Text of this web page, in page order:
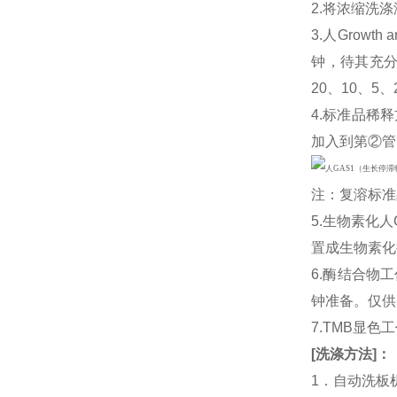
2.将浓缩洗
3.人Growth
钟，待其充
20、10、5
4.标准品稀
加入到第②
注：复溶标
5.生物素化
置成生物素
6.酶结合物
钟准备。仅
7.TMB显色
[洗涤方法] ：
1．自动洗板